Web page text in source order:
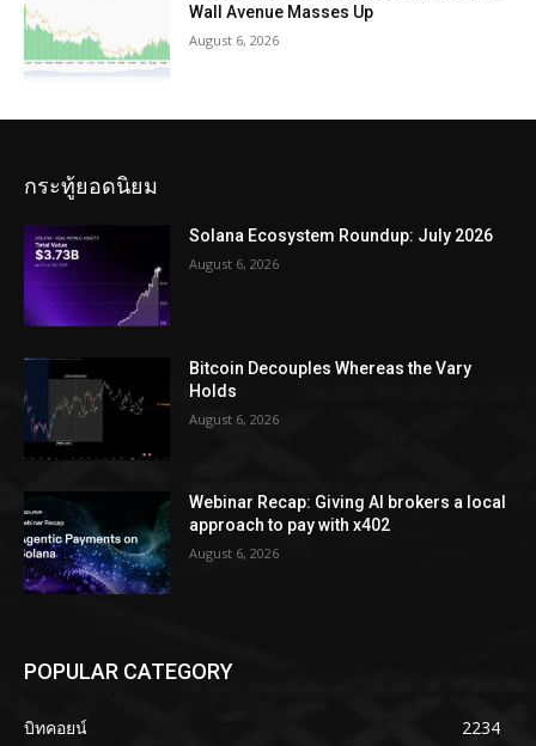
Wall Avenue Masses Up
August 6, 2026
กระทู้ยอดนิยม
Solana Ecosystem Roundup: July 2026
August 6, 2026
Bitcoin Decouples Whereas the Vary
Holds
August 6, 2026
Webinar Recap: Giving AI brokers a local
approach to pay with x402
August 6, 2026
POPULAR CATEGORY
บิทคอยน์
2234